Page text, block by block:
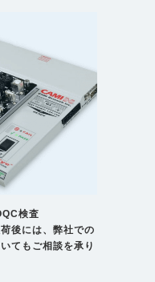
検査
後には、弊社での
てもご相談を承り